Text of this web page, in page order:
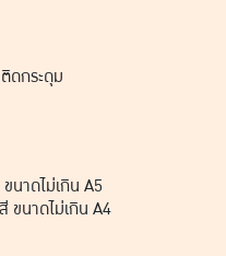
ดกระดุม
าดไม่เกิน A5
นาดไม่เกิน A4